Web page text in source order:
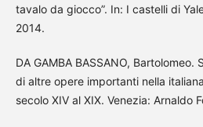
tavalo da giocco”. In: I castelli di
2014.
DA GAMBA BASSANO, Bartolomeo.
di altre opere importanti nella
secolo XIV al XIX. Venezia: Arnaldo